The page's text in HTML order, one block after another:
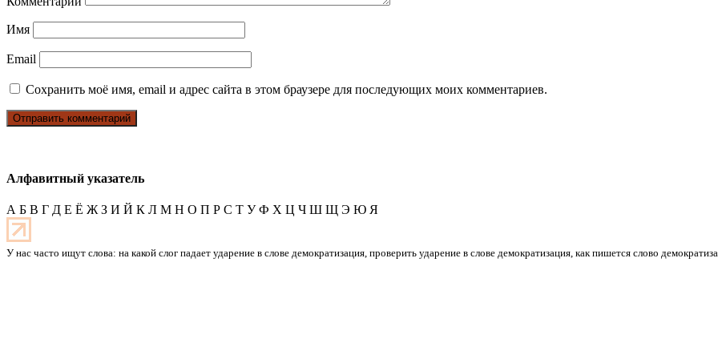
Имя
Email
Сохранить моё имя, email и адрес сайта в этом браузере для последующих моих комментариев.
Алфавитный указатель
А Б В Г Д Е Ё Ж З И Й К Л М Н О П Р С Т У Ф Х Ц Ч Ш Щ Э Ю Я
У нас часто ищут слова: на какой слог падает ударение в слове демократизация, проверить ударение в слове демократизация, как пишется слово